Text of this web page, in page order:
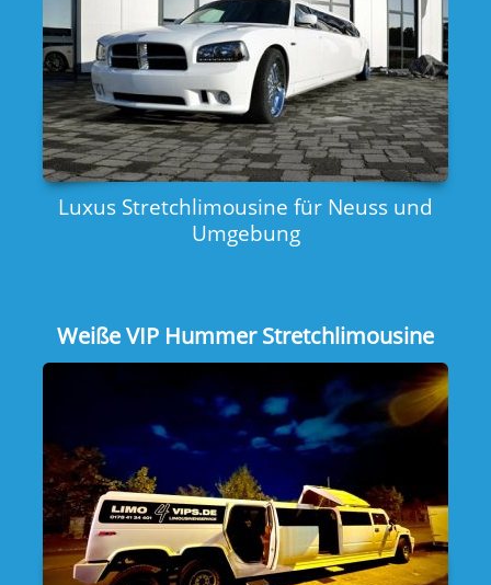
Luxus Stretchlimousine für Neuss und
Umgebung
Weiße VIP Hummer Stretchlimousine